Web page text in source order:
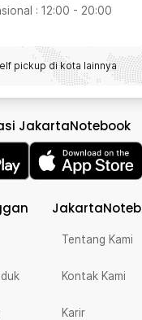
: 12:00 - 20:00
pickup di kota lainnya
JakartaNotebook
Tentang Kami
Kontak Kami
Karir